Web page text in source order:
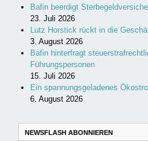
Bafin beerdigt
23. Juli 2026
Lutz Horstick rückt in die
3. August 2026
Bafin hinterfragt
Führungspersonen
15. Juli 2026
Ein spannungsgeladenes
6. August 2026
NEWSFLASH ABONNIEREN